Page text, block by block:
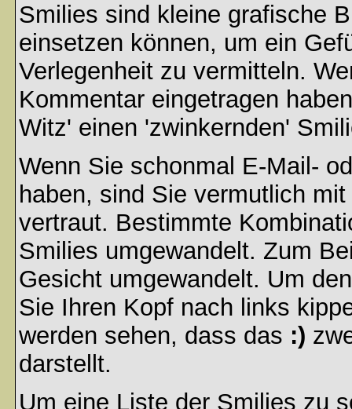
Smilies sind kleine grafische
einsetzen können, um ein
Verlegenheit zu vermitteln.
Kommentar eingetragen
Witz' einen 'zwinkernden'
Wenn Sie schonmal E-Mail-
haben, sind Sie vermutlich
vertraut. Bestimmte
Smilies umgewandelt. Zum
Gesicht umgewandelt. Um
Sie Ihren Kopf nach links
werden sehen, dass das :)
darstellt.
Um eine Liste der Smilies zu